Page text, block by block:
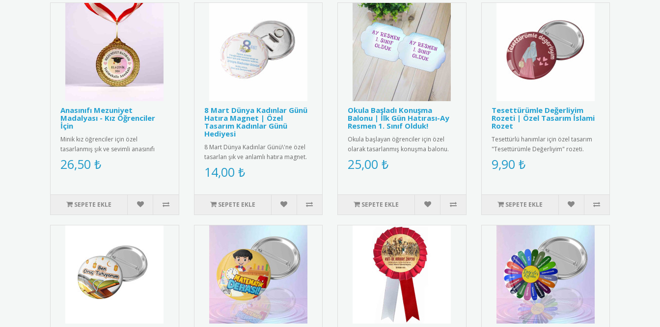
Anasınıfı Mezuniyet
Madalyası - Kız Öğrenciler
İçin
Minik kız öğrenciler için özel
tasarlanmış şık ve sevimli anasınıfı
mezuniyet madalyası. Kaliteli me..
26,50 ₺
SEPETE EKLE
8 Mart Dünya Kadınlar Günü
Hatıra Magnet | Özel
Tasarım Kadınlar Günü
Hediyesi
8 Mart Dünya Kadınlar Günü\'ne özel
tasarlan şık ve anlamlı hatıra magnet.
yüksek kalite manyetik ma..
14,00 ₺
SEPETE EKLE
Okula Başladı Konuşma
Balonu | İlk Gün Hatırası-Ay
Resmen 1. Sınıf Olduk!
Okula başlayan öğrenciler için özel
olarak tasarlanmış konuşma balonu.
Anaokulu, ilkokul 1. sınıf ve..
25,00 ₺
SEPETE EKLE
Tesettürümle Değerliyim
Rozeti | Özel Tasarım İslami
Rozet
Tesettürlü hanımlar için özel tasarım
"Tesettürümle Değerliyim" rozeti.
Yüksek kaliteli metal malzem..
9,90 ₺
SEPETE EKLE